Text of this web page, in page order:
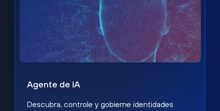
Agente de IA
Descubra, controle y gobierne identidades